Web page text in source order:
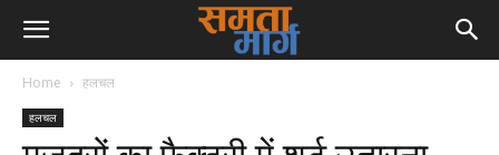
Home हलचल
हलचल